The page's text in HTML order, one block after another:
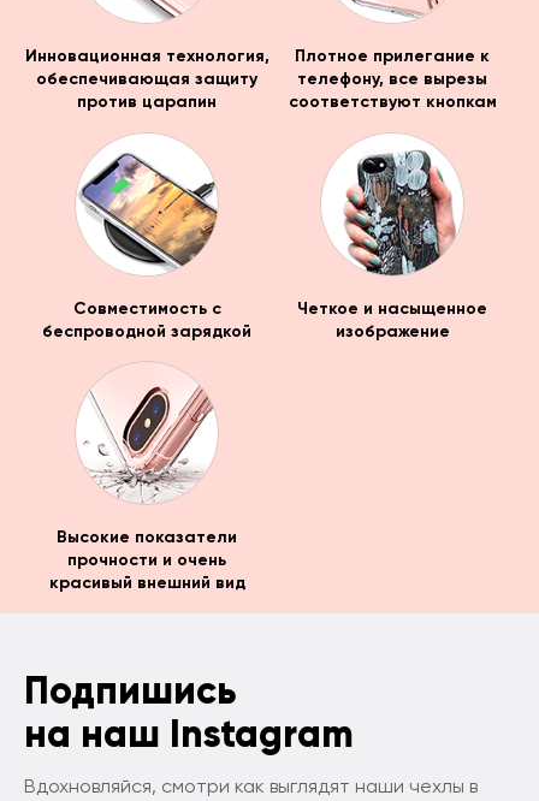
Инновационная технология,
обеспечивающая защиту
против царапин
Плотное прилегание к
телефону, все вырезы
соответствуют кнопкам
Совместимость с
беспроводной зарядкой
Четкое и насыщенное
изображение
Высокие показатели
прочности и очень
красивый внешний вид
Подпишись
на наш Instagram
Вдохновляйся, смотри как выглядят наши чехлы в